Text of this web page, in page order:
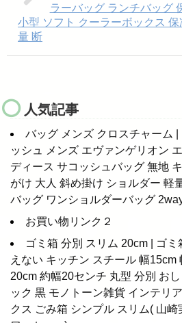
ラーバッグ ランチバッグ
小型 ソフト クーラーボックス
量 断
人気記事
バッグ メンズ クロスチャーム |
ッシュ メンズ エヴァンゲリオン
ディース サコッシュバッグ 無地
がけ 大人 斜め掛け ショルダー 軽
バッグ ワンショルダーバッグ
お買い物リンク２
ゴミ箱 分別 スリム 20cm | ゴ
えない キッチン スチール 幅15cm
20cm 約幅20センチ 丸型 分別 お
ック 黒 モノトーン雑貨 インテリ
クス ごみ箱 シンプル スリム( 山